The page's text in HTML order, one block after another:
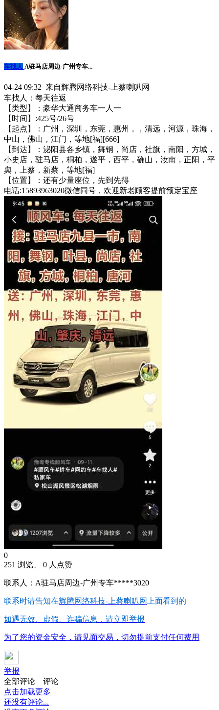
车找人 A驻马店周边-广州专车...
04-24 09:32 来自辉腾网络科技-上蔡喇叭网
车找人：每天往返
【类型】：豪华大通商务车一人一
【时间】:4️25号/26号
【起点】：广州，深圳，东莞，惠州，，清远，河源，珠海，
中山，佛山，江门，等地[福][666]
【到达】：泌阳县各乡镇，舞钢，尚店，社旗，南阳，方城，
小史店，驻马店，桐柏，遂平，西平，确山，汝南，正阳，平
舆，上蔡，新蔡，等地[福]
【位置】：还有少量座位，先到先得
电话:15893963020微信同号，欢迎新老顾客提前预定宝座
0
251 浏览、 0 人点赞
联系人：A驻马店周边-广州专车*****3020
联系时请告知在辉腾网络科技-上蔡喇叭网 上面看到的
如遇无效、虚假、诈骗信息，请立即举报
为了您的资金安全，请见面交易，切勿提前支付任何费用
举报
全部评论
评论
点击加载更多
还没有评论...